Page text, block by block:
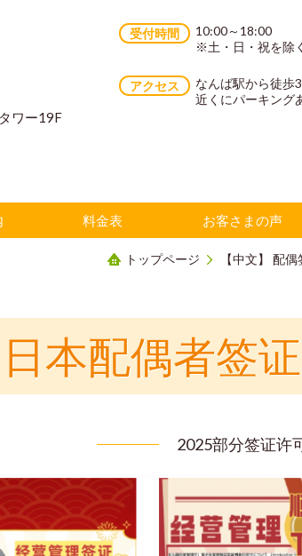
ワー19F
受付時間
10:00～18:00
※土・日・祝を除
アクセス
なんば駅から徒歩
近くにパーキング
料金表 お客さまの声
トップページ 【中文】 配
日本配偶者签
2025部分签证许